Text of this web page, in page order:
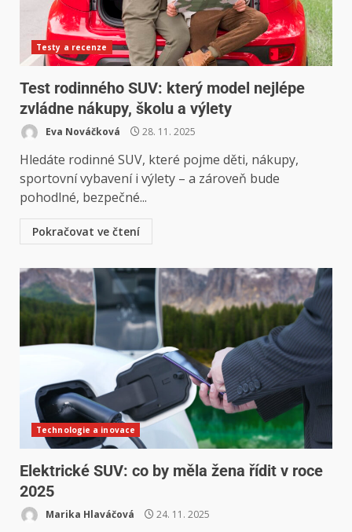
Testy a recenze
Test rodinného SUV: který model nejlépe
zvládne nákupy, školu a výlety
Eva Nováčková 28. 11. 2025
Hledáte rodinné SUV, které pojme děti, nákupy,
sportovní vybavení i výlety – a zároveň bude
pohodlné, bezpečné...
Pokračovat ve čtení
Technologie a inovace
Elektrické SUV: co by měla žena řídit v roce
2025
Marika Hlaváčová 24. 11. 2025